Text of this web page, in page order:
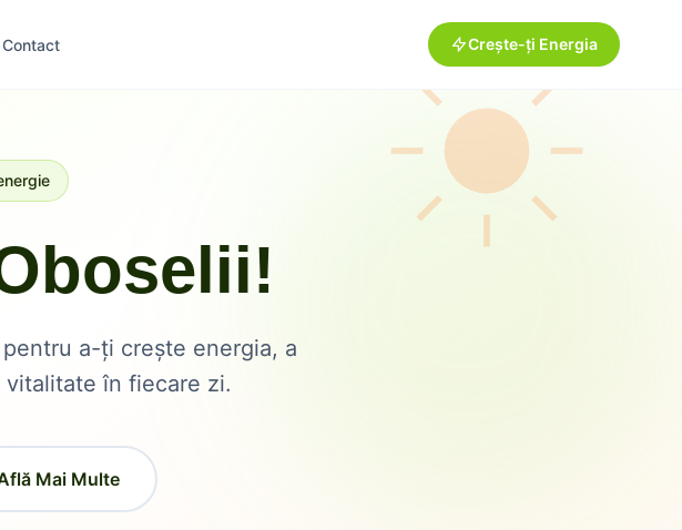
Contact Crește-ți Energia
pentru a-ți crește energia, a
în fiecare zi.
Mai Multe